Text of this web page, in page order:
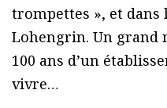
trompettes », et dans
Lohengrin. Un grand
100 ans d’un
vivre…